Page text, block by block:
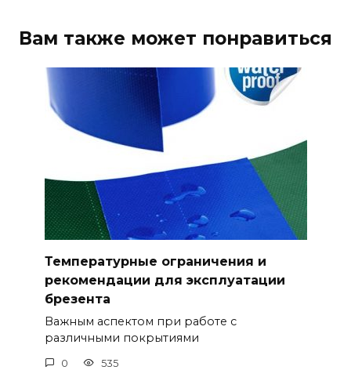
Вам также может понравиться
Температурные ограничения и
рекомендации для эксплуатации
брезента
Важным аспектом при работе с
различными покрытиями
0 535